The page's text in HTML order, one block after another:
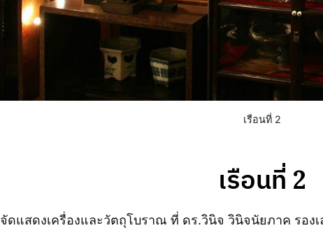
เรือนที่ 2
เรือนที่ 2
จัดแสดงเครื่องและวัตถุโบราณ ที่ ดร.วินิจ วินิจนัยภาค รอง